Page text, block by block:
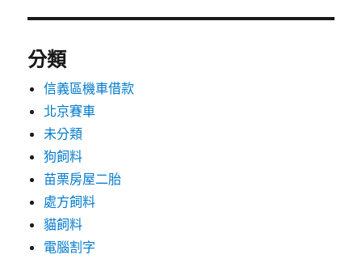
分類
信義區機車借款
北京賽車
未分類
狗飼料
苗栗房屋二胎
處方飼料
貓飼料
電腦割字